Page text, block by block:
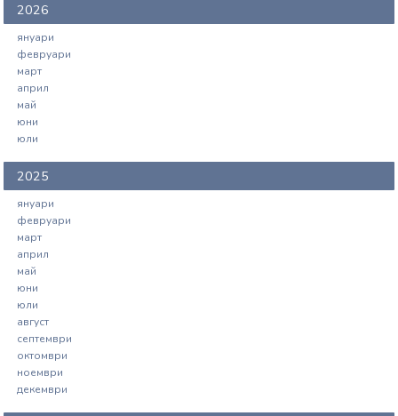
2026
януари
февруари
март
април
май
юни
юли
2025
януари
февруари
март
април
май
юни
юли
август
септември
октомври
ноември
декември